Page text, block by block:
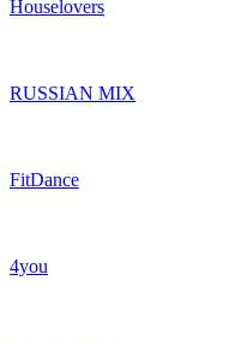
Houselovers
RUSSIAN MIX
FitDance
4you